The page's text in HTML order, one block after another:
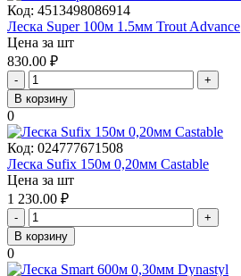
Код: 4513498086914
Леска Super 100м 1.5мм Trout Advance
Цена за шт
830.00 ₽
-
+
В корзину
0
Код: 024777671508
Леска Sufix 150м 0,20мм Castable
Цена за шт
1 230.00 ₽
-
+
В корзину
0